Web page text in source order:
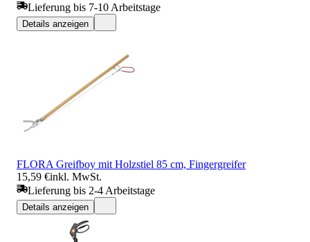
Lieferung bis 7-10 Arbeitstage
Details anzeigen
FLORA Greifboy mit Holzstiel 85 cm, Fingergreifer
15,59 €inkl. MwSt.
Lieferung bis 2-4 Arbeitstage
Details anzeigen